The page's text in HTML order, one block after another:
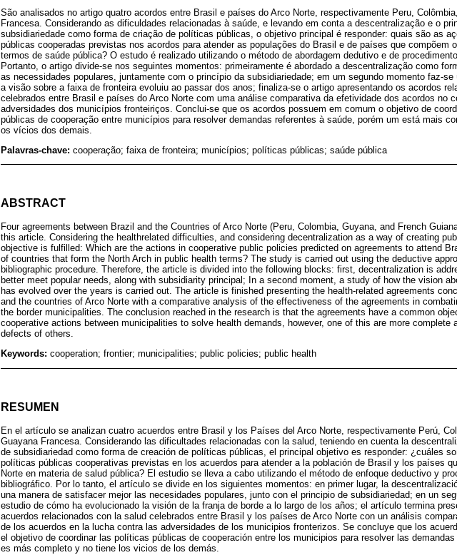
São analisados no artigo quatro acordos entre Brasil e países do Arco Norte, respectivamente Peru,
Francesa. Considerando as dificuldades relacionadas à saúde, e levando em conta a descentralização e o
subsidiariedade como forma de criação de políticas públicas, o objetivo principal é responder: quais são as
públicas cooperadas previstas nos acordos para atender as populações do Brasil e de países que compõem
termos de saúde pública? O estudo é realizado utilizando o método de abordagem dedutivo e de
Portanto, o artigo divide-se nos seguintes momentos: primeiramente é abordado a descentralização como
as necessidades populares, juntamente com o princípio da subsidiariedade; em um segundo momento faz-
a visão sobre a faixa de fronteira evoluiu ao passar dos anos; finaliza-se o artigo apresentando os acordos
celebrados entre Brasil e países do Arco Norte com uma análise comparativa da efetividade dos acordos no
adversidades dos municípios fronteiriços. Conclui-se que os acordos possuem em comum o objetivo de
públicas de cooperação entre municípios para resolver demandas referentes à saúde, porém um está mais
os vícios dos demais.
Palavras-chave: cooperação; faixa de fronteira; municípios; políticas públicas; saúde pública
ABSTRACT
Four agreements between Brazil and the Countries of Arco Norte (Peru, Colombia, Guyana, and French
this article. Considering the healthrelated difficulties, and considering decentralization as a way of creating
objective is fulfilled: Which are the actions in cooperative public policies predicted on agreements to attend
of countries that form the North Arch in public health terms? The study is carried out using the deductive
bibliographic procedure. Therefore, the article is divided into the following blocks: first, decentralization is
better meet popular needs, along with subsidiarity principal; In a second moment, a study of how the vision
has evolved over the years is carried out. The article is finished presenting the health-related agreements
and the countries of Arco Norte with a comparative analysis of the effectiveness of the agreements in
the border municipalities. The conclusion reached in the research is that the agreements have a common
cooperative actions between municipalities to solve health demands, however, one of this are more complete
defects of others.
Keywords: cooperation; frontier; municipalities; public policies; public health
RESUMEN
En el artículo se analizan cuatro acuerdos entre Brasil y los Países del Arco Norte, respectivamente Perú,
Guayana Francesa. Considerando las dificultades relacionadas con la salud, teniendo en cuenta la
de subsidiariedad como forma de creación de políticas públicas, el principal objetivo es responder: ¿cuáles
políticas públicas cooperativas previstas en los acuerdos para atender a la población de Brasil y los países
Norte en materia de salud pública? El estudio se lleva a cabo utilizando el método de enfoque deductivo y
bibliográfico. Por lo tanto, el artículo se divide en los siguientes momentos: en primer lugar, la
una manera de satisfacer mejor las necesidades populares, junto con el principio de subsidiariedad; en un
estudio de cómo ha evolucionado la visión de la franja de borde a lo largo de los años; el artículo termina
acuerdos relacionados con la salud celebrados entre Brasil y los países de Arco Norte con un análisis
de los acuerdos en la lucha contra las adversidades de los municipios fronterizos. Se concluye que los
el objetivo de coordinar las políticas públicas de cooperación entre los municipios para resolver las
es más completo y no tiene los vicios de los demás.